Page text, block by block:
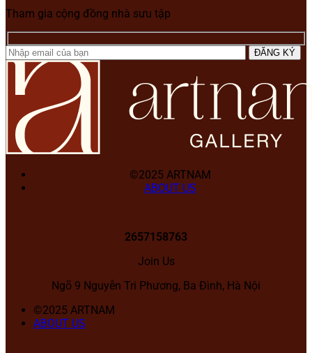
Tham gia cộng đồng nhà sưu tập
©2025 ARTNAM
ABOUT US
2657158763
Join Us
Ngõ 9 Nguyễn Tri Phương, Ba Đình, Hà Nội
©2025 ARTNAM
ABOUT US